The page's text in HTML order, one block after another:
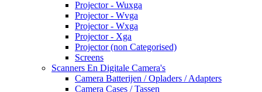
Projector - Wuxga
Projector - Wvga
Projector - Wxga
Projector - Xga
Projector (non Categorised)
Screens
Scanners En Digitale Camera's
Camera Batterijen / Opladers / Adapters
Camera Cases / Tassen